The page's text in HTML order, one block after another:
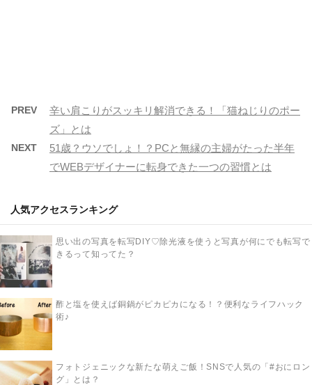
PREV
辛い肩こりがスッキリ解消できる！「猫ねじりのポー
ズ」とは
NEXT
51歳？ウソでしょ！？PCと無縁の主婦がたった半年
でWEBデザイナーに転身できた一つの習慣とは
人気アクセスランキング
思い出の写真を転写DIY♡除光液を使うと写真が何にでも転写で
きるって知ってた？
酢と塩を使えば銅鍋がピカピカになる！？便利なライフハック
術♪
フォトジェニックな新たな萌えご飯！SNSで人気の「#おにロン
グ」とは？